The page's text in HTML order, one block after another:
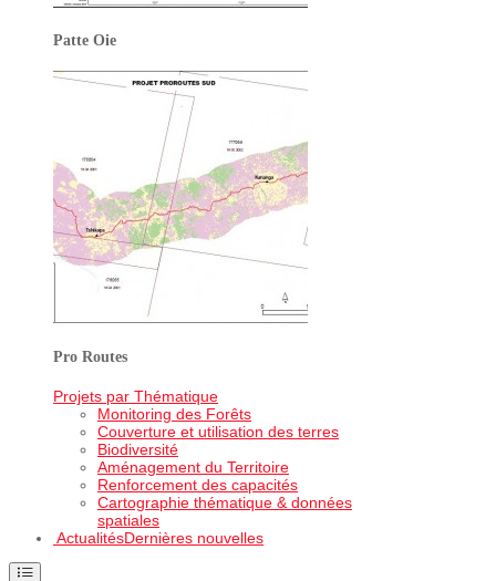
Patte Oie
Pro Routes
Projets par Thématique
Monitoring des Forêts
Couverture et utilisation des terres
Biodiversité
Aménagement du Territoire
Renforcement des capacités
Cartographie thématique & données
spatiales
ActualitésDernières nouvelles